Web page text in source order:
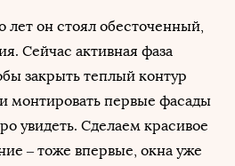
лет он стоял обесточенный,
Сейчас активная фаза
закрыть теплый контур
монтировать первые фасады
увидеть. Сделаем красивое
– тоже впервые, окна уже